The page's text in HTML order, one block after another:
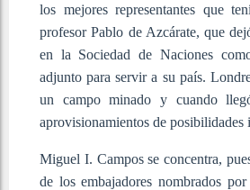
los mejores representantes que
profesor Pablo de Azcárate, que
en la Sociedad de Naciones
adjunto para servir a su país.
un campo minado y cuando
aprovisionamientos de posibilidades
Miguel I. Campos se concentra,
de los embajadores nombrados